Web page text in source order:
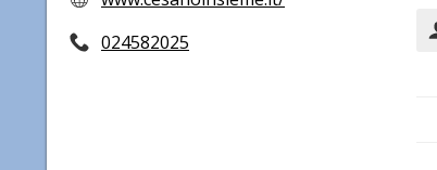
024582025